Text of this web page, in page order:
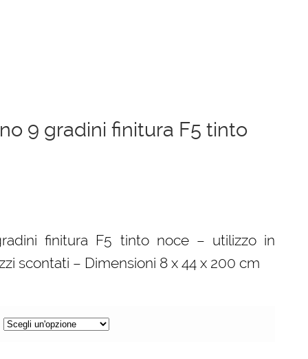
9 gradini finitura F5 tinto
finitura F5 tinto noce – utilizzo in
scontati – Dimensioni 8 x 44 x 200 cm